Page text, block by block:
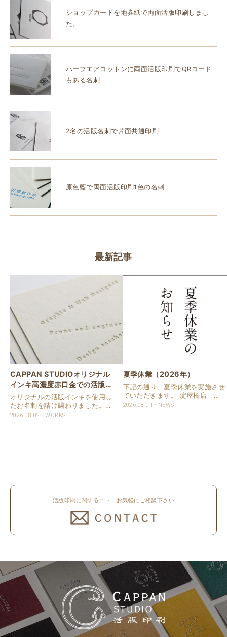
ショップカードを地券紙で両面活版印刷しまし
た。
ハーフエアコットンに両面活版印刷でQRコード
もある名刺
2名の活版名刺で片面共通印刷
原色藍で両面活版印刷1色の名刺
最新記事
CAPPAN STUDIOオリジナル
インキ高濃度赤口金での活版名
刺
オリジナルの活版インキを使用し
たお名刺を請け賜わりました。
用紙は新バフン紙Nのきぬを使用
2026.08.02 WORKS
夏季休業（2026年）
下記の通り、夏季休業を実施させ
ていただきます。 淀屋橋店 通
常営業いたします。 奈良店 8月
2026.08.01 NEWS
活版印刷に関するコト，お気軽にご相談下さい